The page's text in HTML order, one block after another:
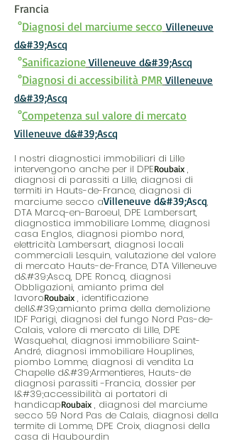
Francia
°Diagnosi del marciume secco Villeneuve
d&#39;Ascq
°Sanificazione Villeneuve d&#39;Ascq
°Diagnosi di accessibilità PMR Villeneuve
d&#39;Ascq
°Competenza sul valore di mercato
Villeneuve d&#39;Ascq
I nostri diagnostici immobiliari di Lille
intervengono anche per il DPERoubaix ,
diagnosi di parassiti a Lille, diagnosi di
termiti in Hauts-de-France, diagnosi di
marciume secco aVilleneuve d&#39;Ascq,
DTA Marcq-en-Baroeul, DPE Lambersart,
diagnostica immobiliare Lomme, diagnosi
casa Englos, diagnosi piombo nord,
elettricità Lambersart, diagnosi locali
commerciali Lesquin, valutazione del valore
di mercato Hauts-de-France, DTA Villeneuve
d&#39;Ascq, DPE Roncq, diagnosi
Obbligazioni, amianto prima del
lavoroRoubaix , identificazione
dell&#39;amianto prima della demolizione
IDF Parigi, diagnosi del fungo Nord Pas-de-
Calais, valore di mercato di Lille, DPE
Wasquehal, diagnosi immobiliare Saint-
André, diagnosi immobiliare Houplines,
piombo Lomme, diagnosi di vendita La
Chapelle d&#39;Armentieres, Hauts-de
diagnosi parassiti -Francia, dossier per
l&#39;accessibilità ai portatori di
handicapRoubaix , diagnosi del marciume
secco 59 Nord Pas de Calais, diagnosi della
termite di Lomme, DPE Croix, diagnosi della
casa di Haubourdin